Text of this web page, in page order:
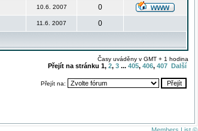
10.6. 2007
0
11.6. 2007 0
Časy uváděny v GMT + 1 hodina
Přejít na stránku 1, 2, 3 ... 405, 406, 407 Další
Přejít na: